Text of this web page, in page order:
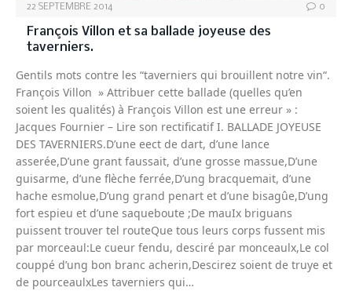
22 SEPTEMBRE 2014 0
François Villon et sa ballade joyeuse des
taverniers.
Gentils mots contre les “taverniers qui brouillent notre vin“.
François Villon » Attribuer cette ballade (quelles qu’en
soient les qualités) à François Villon est une erreur » :
Jacques Fournier – Lire son rectificatif I. BALLADE JOYEUSE
DES TAVERNIERS.D’une eect de dart, d’une lance
asserée,D’une grant faussait, d’une grosse massue,D’une
guisarme, d’une flèche ferrée,D’ung bracquemait, d’une
hache esmolue,D’ung grand penart et d’une bisagûe,D’ung
fort espieu et d’une saqueboute ;De mauIx briguans
puissent trouver tel routeQue tous leurs corps fussent mis
par morceaul:Le cueur fendu, desciré par monceaulx,Le col
couppé d’ung bon branc acherin,Descirez soient de truye et
de pourceaulxLes taverniers qui…